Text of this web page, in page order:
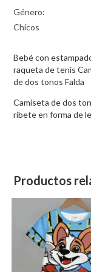
Género:
Chicos
Bebé con
raqueta de tenis
de dos tonos Falda
Camiseta de dos
ribete en forma de
Productos